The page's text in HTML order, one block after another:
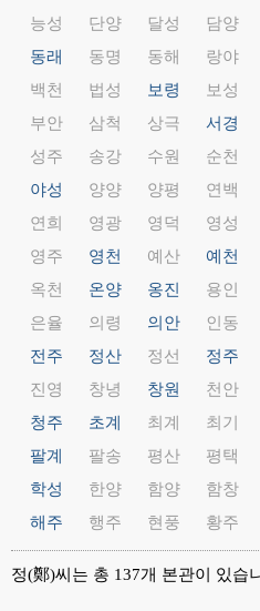
능성
단양 달성 담양
동래
동명 동해 랑야
백천
법성 보령 보성
부안
삼척 상극 서경
성주
송강 수원 순천
야성
양양 양평 연백
연희
영광 영덕 영성
영주
영천 예산 예천
옥천
온양 옹진 용인
은율
의령 의안 인동
전주
정산 정선 정주
진영
창녕 창원 천안
청주
초계 최계 최기
팔계
팔송 평산 평택
학성
한양 함양 함창
해주
행주 현풍 황주
정(鄭)씨는 총 137개 본관이 있습